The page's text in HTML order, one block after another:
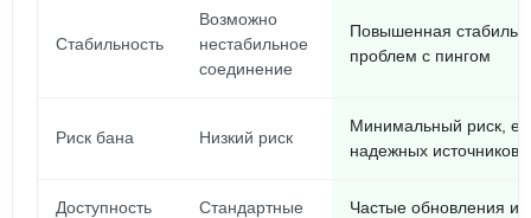
Стабильность
Возможно
нестабильное
соединение
Повышенная
проблем с пингом
Риск бана Низкий риск
Минимальный риск,
надежных источников
Доступность
Стандартные
Частые обновления и